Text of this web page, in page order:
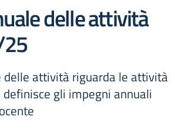
delle attività
delle attività riguarda le attività
gli impegni annuali